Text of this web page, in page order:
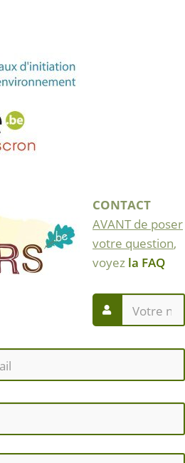
CONTACT
AVANT de poser
votre question,
voyez la FAQ